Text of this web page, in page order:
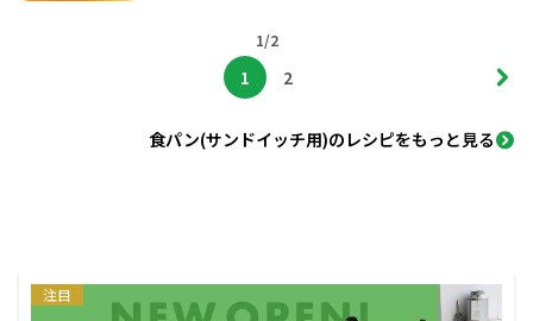
1/2
1 2
食パン(サンドイッチ用)のレシピをもっと見る
注目